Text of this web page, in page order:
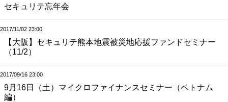
セキュリテ忘年会
2017/11/02 23:00
【大阪】セキュリテ熊本地震被災地応援ファンドセミナー
（11/2）
2017/09/16 23:00
9月16日（土）マイクロファイナンスセミナー（ベトナム
編）